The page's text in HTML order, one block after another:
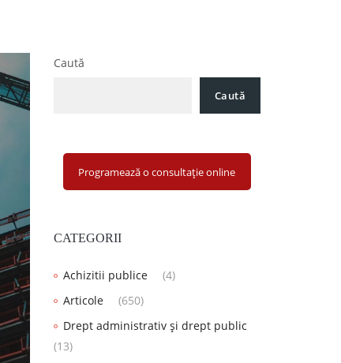
Caută
Caută
Programează o consultație online
CATEGORII
Achizitii publice
(4)
Articole
(650)
Drept administrativ și drept public
(13)